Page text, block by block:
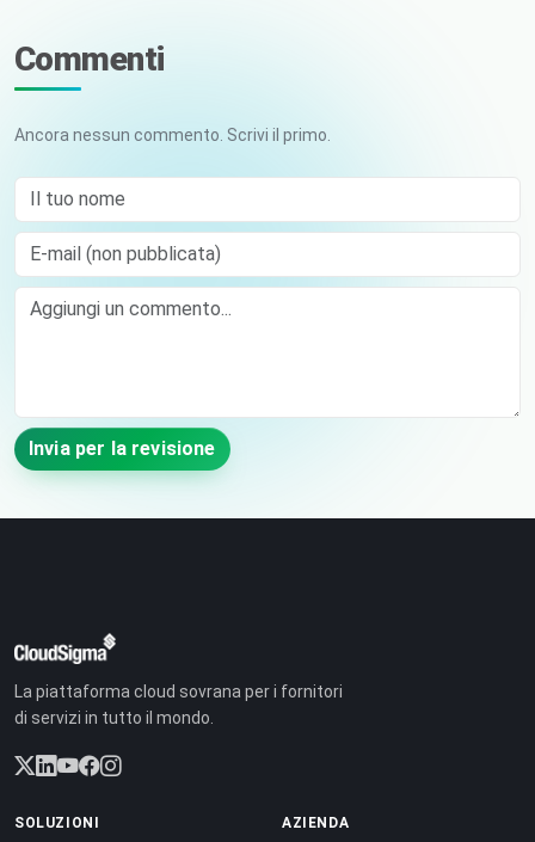
Commenti
Ancora nessun commento. Scrivi il primo.
Il tuo nome
E-mail (non pubblicata)
Comment
Invia per la revisione
La piattaforma cloud sovrana per i fornitori
di servizi in tutto il mondo.
SOLUZIONI AZIENDA